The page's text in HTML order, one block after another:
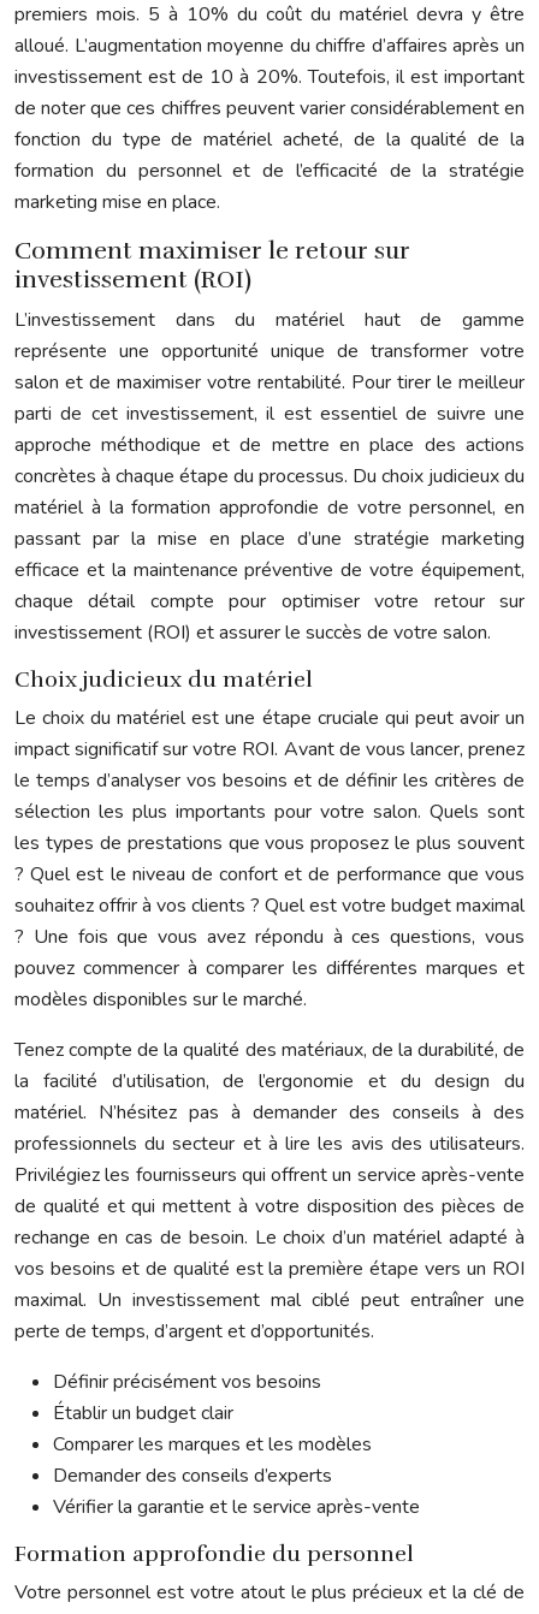
premiers mois. 5 à 10% du coût du matériel devra y être
alloué. L’augmentation moyenne du chiffre d’affaires après un
investissement est de 10 à 20%. Toutefois, il est important
de noter que ces chiffres peuvent varier considérablement en
fonction du type de matériel acheté, de la qualité de la
formation du personnel et de l’efficacité de la stratégie
marketing mise en place.
Comment maximiser le retour sur
investissement (ROI)
L’investissement dans du matériel haut de gamme
représente une opportunité unique de transformer votre
salon et de maximiser votre rentabilité. Pour tirer le meilleur
parti de cet investissement, il est essentiel de suivre une
approche méthodique et de mettre en place des actions
concrètes à chaque étape du processus. Du choix judicieux du
matériel à la formation approfondie de votre personnel, en
passant par la mise en place d’une stratégie marketing
efficace et la maintenance préventive de votre équipement,
chaque détail compte pour optimiser votre retour sur
investissement (ROI) et assurer le succès de votre salon.
Choix judicieux du matériel
Le choix du matériel est une étape cruciale qui peut avoir un
impact significatif sur votre ROI. Avant de vous lancer, prenez
le temps d’analyser vos besoins et de définir les critères de
sélection les plus importants pour votre salon. Quels sont
les types de prestations que vous proposez le plus souvent
? Quel est le niveau de confort et de performance que vous
souhaitez offrir à vos clients ? Quel est votre budget maximal
? Une fois que vous avez répondu à ces questions, vous
pouvez commencer à comparer les différentes marques et
modèles disponibles sur le marché.
Tenez compte de la qualité des matériaux, de la durabilité, de
la facilité d’utilisation, de l’ergonomie et du design du
matériel. N’hésitez pas à demander des conseils à des
professionnels du secteur et à lire les avis des utilisateurs.
Privilégiez les fournisseurs qui offrent un service après-vente
de qualité et qui mettent à votre disposition des pièces de
rechange en cas de besoin. Le choix d’un matériel adapté à
vos besoins et de qualité est la première étape vers un ROI
maximal. Un investissement mal ciblé peut entraîner une
perte de temps, d’argent et d’opportunités.
Définir précisément vos besoins
Établir un budget clair
Comparer les marques et les modèles
Demander des conseils d’experts
Vérifier la garantie et le service après-vente
Formation approfondie du personnel
Votre personnel est votre atout le plus précieux et la clé de